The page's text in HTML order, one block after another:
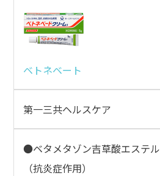
ベトネベート
第一三共ヘルスケア
●ベタメタゾン吉草酸エステル
（抗炎症作用）